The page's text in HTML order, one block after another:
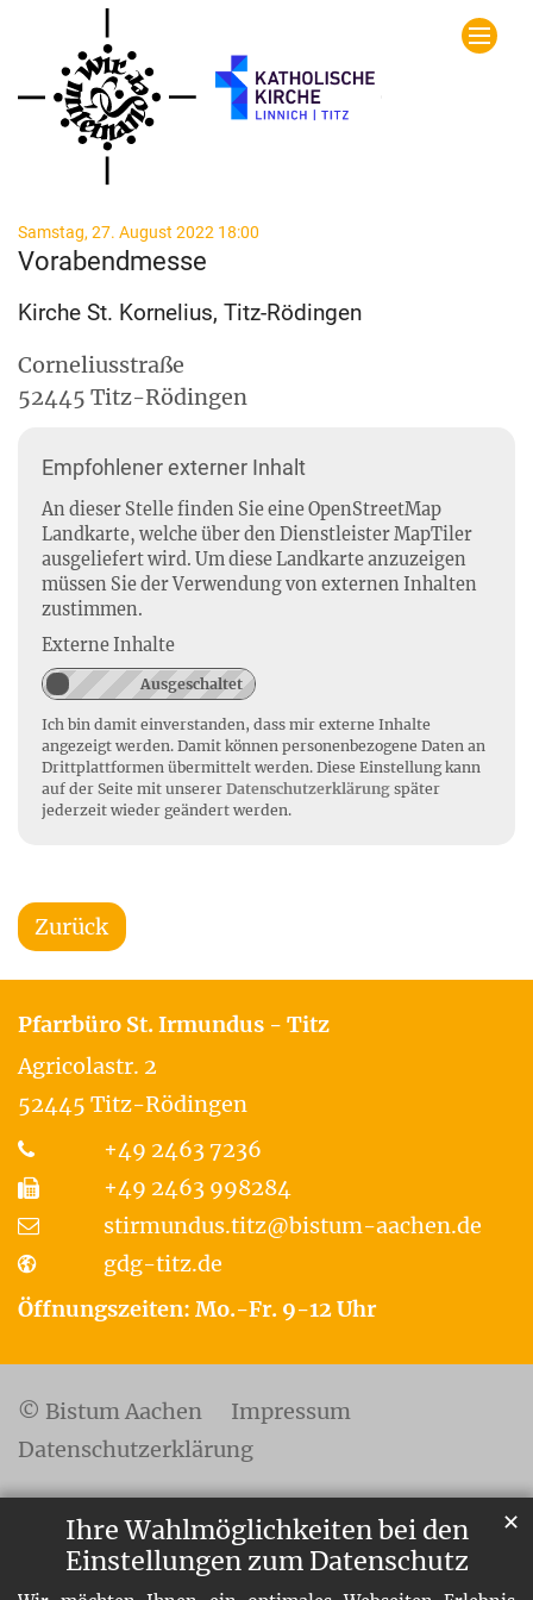
Ihre Wahlmöglichkeiten bei den
Einstellungen zum Datenschutz
✕
Zum Inhalt springen
Samstag, 27. August 2022 18:00
Vorabendmesse
Kirche St. Kornelius, Titz-Rödingen
Corneliusstraße
52445 Titz-Rödingen
Empfohlener externer Inhalt
An dieser Stelle finden Sie eine OpenStreetMap
Landkarte, welche über den Dienstleister MapTiler
ausgeliefert wird. Um diese Landkarte anzuzeigen
müssen Sie der Verwendung von externen Inhalten
zustimmen.
Externe Inhalte
Ich bin damit einverstanden, dass mir externe Inhalte
angezeigt werden. Damit können personenbezogene Daten an
Drittplattformen übermittelt werden. Diese Einstellung kann
auf der Seite mit unserer Datenschutzerklärung später
jederzeit wieder geändert werden.
Zurück
Pfarrbüro St. Irmundus - Titz
Agricolastr. 2
52445 Titz-Rödingen
+49 2463 7236
+49 2463 998284
stirmundus.titz@bistum-aachen.de
gdg-titz.de
Öffnungszeiten: Mo.-Fr. 9-12 Uhr
© Bistum Aachen
Impressum
Datenschutzerklärung